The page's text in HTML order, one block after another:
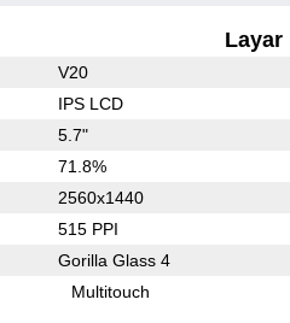
Layar
V20
IPS LCD
5.7"
71.8%
2560x1440
515 PPI
Gorilla Glass 4
Multitouch